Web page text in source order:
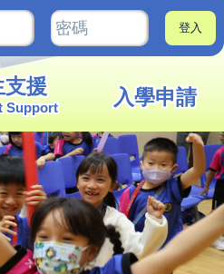
支援
Support 入學申請